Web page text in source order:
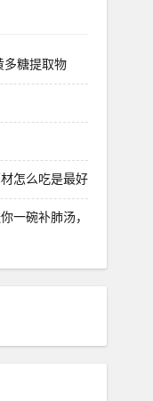
多糖提取物
怎么吃是最好
一碗补肺汤，